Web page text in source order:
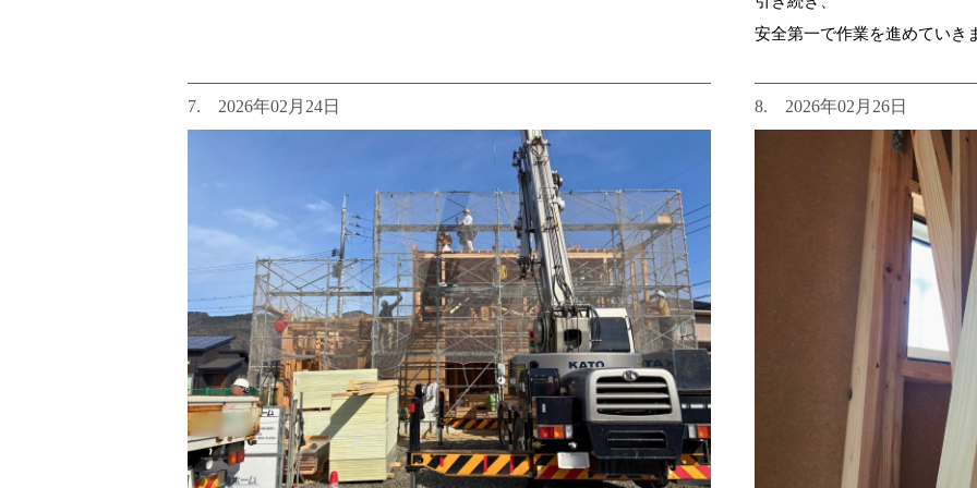
安全第一で作業を進めていき
7. 2026年02月24日 8. 2026年02月26日